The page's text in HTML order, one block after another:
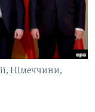
Німеччини,